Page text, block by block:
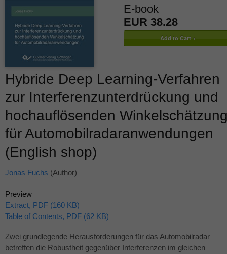
E-book
EUR 38.28
Hybride Deep Learning-Verfahren
zur Interferenzunterdrückung und
hochauflösenden
für Automobilradaranwendungen
(English shop)
Jonas Fuchs (Author)
Preview
Extract, PDF (160 KB)
Table of Contents, PDF (62 KB)
Zwei grundlegende Herausforderungen für das Automobilradar
betreffen die Robustheit gegenüber Interferenzen im gleichen